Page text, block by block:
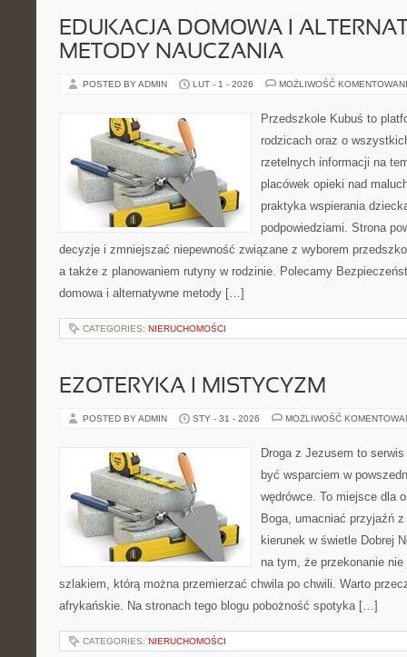
EDUKACJA DOMOWA I
METODY NAUCZANIA
POSTED BY ADMIN LUT - 1 - 2026 MOŻLIWOŚĆ
Przedszkole Kubuś to
rodzicach oraz o
rzetelnych informacji na
placówek opieki nad
praktyka wspierania
podpowiedziami. Strona
decyzje i zmniejszać niepewność związane z wyborem
a także z planowaniem rutyny w rodzinie. Polecamy
domowa i alternatywne metody […]
CATEGORIES: NIERUCHOMOŚCI
EZOTERYKA I MISTYCYZM
POSTED BY ADMIN STY - 31 - 2026 MOŻLIWOŚĆ
Droga z Jezusem to
być wsparciem w
wędrówce. To miejsce dla
Boga, umacniać przyjaźń
kierunek w świetle Dobrej
na tym, że przekonanie
szlakiem, którą można przemierzać chwila po chwili. Warto
afrykańskie. Na stronach tego blogu pobożność spotyka […]
CATEGORIES: NIERUCHOMOŚCI